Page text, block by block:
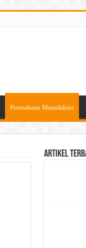
Perusahaan Manufaktur
Artikel